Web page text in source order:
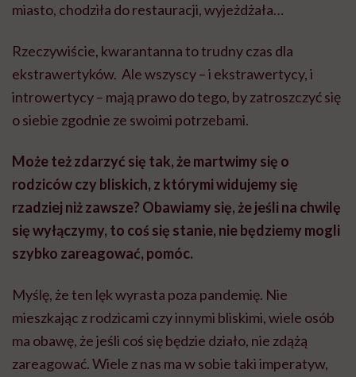
miasto, chodziła do restauracji, wyjeżdżała…
Rzeczywiście, kwarantanna to trudny czas dla
ekstrawertyków. Ale wszyscy – i ekstrawertycy, i
introwertycy – mają prawo do tego, by zatroszczyć się
o siebie zgodnie ze swoimi potrzebami.
Może też zdarzyć się tak, że martwimy się o
rodziców czy bliskich, z którymi widujemy się
rzadziej niż zawsze? Obawiamy się, że jeśli na chwilę
się wyłączymy, to coś się stanie, nie będziemy mogli
szybko zareagować, pomóc.
Myślę, że ten lęk wyrasta poza pandemię. Nie
mieszkając z rodzicami czy innymi bliskimi, wiele osób
ma obawę, że jeśli coś się będzie działo, nie zdążą
zareagować. Wiele z nas ma w sobie taki imperatyw,